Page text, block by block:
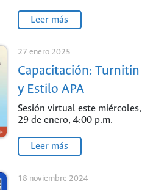
Leer más
27 enero 2025
Capacitación: Turnitin
y Estilo APA
Sesión virtual este miércoles,
29 de enero, 4:00 p.m.
Leer más
18 noviembre 2024